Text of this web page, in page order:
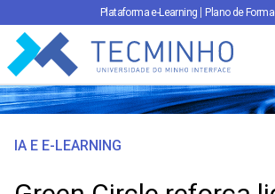
Plataforma e-Learning Plano de
TECMINHO
IA E E-LEARNING